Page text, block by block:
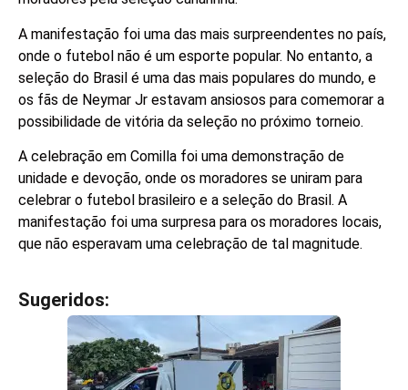
A manifestação foi uma das mais surpreendentes no país,
onde o futebol não é um esporte popular. No entanto, a
seleção do Brasil é uma das mais populares do mundo, e
os fãs de Neymar Jr estavam ansiosos para comemorar a
possibilidade de vitória da seleção no próximo torneio.
A celebração em Comilla foi uma demonstração de
unidade e devoção, onde os moradores se uniram para
celebrar o futebol brasileiro e a seleção do Brasil. A
manifestação foi uma surpresa para os moradores locais,
que não esperavam uma celebração de tal magnitude.
Sugeridos: